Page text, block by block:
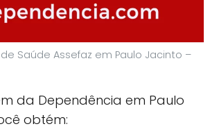
Saúde Assefaz em Paulo Jacinto –
da Dependência em Paulo
obtém: